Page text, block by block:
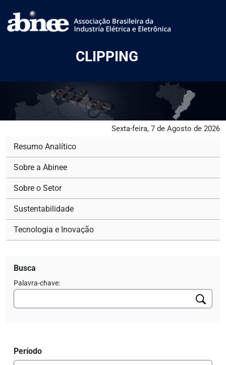
CLIPPING
Sexta-feira, 7 de Agosto de 2026
Resumo Analítico
Sobre a Abinee
Sobre o Setor
Sustentabilidade
Tecnologia e Inovação
Busca
Palavra-chave:
Período